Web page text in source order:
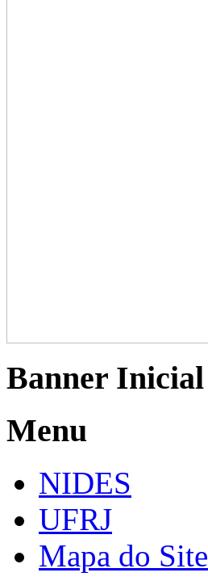
Banner Inicial
Menu
NIDES
UFRJ
Mapa do Site